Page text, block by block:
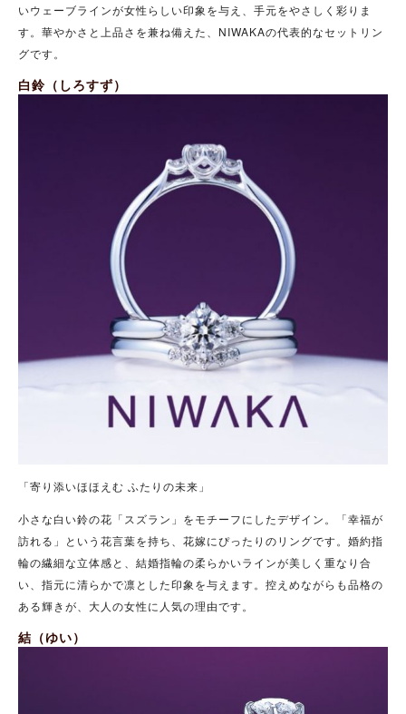
いウェーブラインが女性らしい印象を与え、手元をやさしく彩りま
す。華やかさと上品さを兼ね備えた、NIWAKAの代表的なセットリン
グです。
白鈴（しろすず）
「寄り添いほほえむ ふたりの未来」
小さな白い鈴の花「スズラン」をモチーフにしたデザイン。「幸福が
訪れる」という花言葉を持ち、花嫁にぴったりのリングです。婚約指
輪の繊細な立体感と、結婚指輪の柔らかいラインが美しく重なり合
い、指元に清らかで凛とした印象を与えます。控えめながらも品格の
ある輝きが、大人の女性に人気の理由です。
結（ゆい）